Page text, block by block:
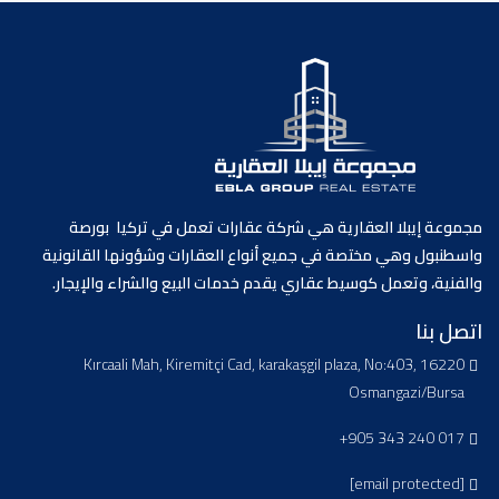
مجموعة إيبلا العقارية هي شركة عقارات تعمل في تركيا بورصة
واسطنبول وهي مختصة في جميع أنواع العقارات وشؤونها القانونية
والفنية، وتعمل كوسيط عقاري يقدم خدمات البيع والشراء والإيجار.
اتصل بنا
Kırcaali Mah, Kiremitçi Cad, karakaşgil plaza, No:403, 16220
Osmangazi/Bursa
+905 343 240 017
[email protected]